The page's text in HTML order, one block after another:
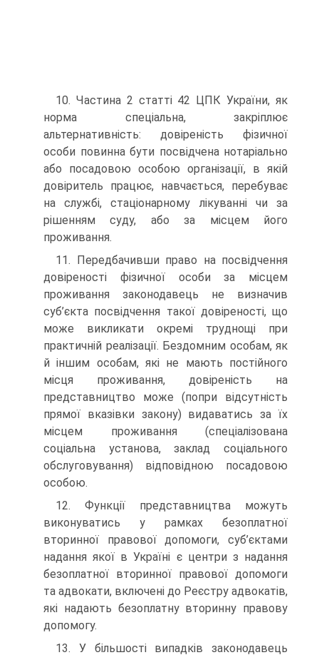
10. Частина 2 статті 42 ЦПК України, як
норма спеціальна, закріплює
альтернативність: довіреність фізичної
особи повинна бути посвідчена нотаріально
або посадовою особою організації, в якій
довіритель працює, навчається, перебуває
на службі, стаціонарному лікуванні чи за
рішенням суду, або за місцем його
проживання.
11. Передбачивши право на посвідчення
довіреності фізичної особи за місцем
проживання законодавець не визначив
суб’єкта посвідчення такої довіреності, що
може викликати окремі труднощі при
практичній реалізації. Бездомним особам, як
й іншим особам, які не мають постійного
місця проживання, довіреність на
представництво може (попри відсутність
прямої вказівки закону) видаватись за їх
місцем проживання (спеціалізована
соціальна установа, заклад соціального
обслуговування) відповідною посадовою
особою.
12. Функції представництва можуть
виконуватись у рамках безоплатної
вторинної правової допомоги, суб’єктами
надання якої в Україні є центри з надання
безоплатної вторинної правової допомоги
та адвокати, включені до Реєстру адвокатів,
які надають безоплатну вторинну правову
допомогу.
13. У більшості випадків законодавець